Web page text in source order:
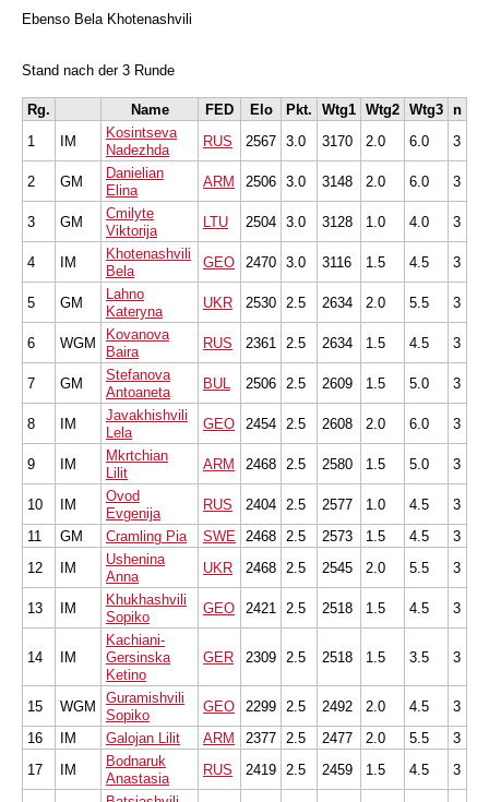
Ebenso Bela Khotenashvili
Stand nach der 3 Runde
Rg. Name FED Elo Pkt. Wtg1 Wtg2 Wtg3 n
1
IM
Kosintseva
Nadezhda
RUS 2567 3.0 3170 2.0 6.0 3
2 GM
Danielian
Elina
ARM 2506 3.0 3148 2.0 6.0 3
3 GM
Cmilyte
Viktorija
LTU 2504 3.0 3128 1.0 4.0 3
4 IM
Khotenashvili
Bela
GEO 2470 3.0 3116 1.5 4.5 3
5 GM
Lahno
Kateryna
UKR 2530 2.5 2634 2.0 5.5 3
6 WGM
Kovanova
Baira
RUS 2361 2.5 2634 1.5 4.5 3
7 GM
Stefanova
Antoaneta
BUL 2506 2.5 2609 1.5 5.0 3
8 IM
Javakhishvili
Lela
GEO 2454 2.5 2608 2.0 6.0 3
9 IM
Mkrtchian
Lilit
ARM 2468 2.5 2580 1.5 5.0 3
10 IM
Ovod
Evgenija
RUS 2404 2.5 2577 1.0 4.5
3
11
GM Cramling Pia SWE 2468 2.5 2573 1.5 4.5
3
12
IM
Ushenina
Anna
UKR 2468 2.5 2545 2.0 5.5 3
13 IM
Khukhashvili
Sopiko
GEO 2421 2.5 2518 1.5 4.5 3
14 IM
Kachiani-
Gersinska
Ketino
GER 2309 2.5 2518 1.5 3.5 3
15 WGM
Guramishvili
Sopiko
GEO 2299 2.5 2492 2.0 4.5
3
16
IM Galojan Lilit ARM 2377 2.5 2477 2.0 5.5
3
17
IM
Bodnaruk
Anastasia
RUS 2419 2.5 2459 1.5 4.5
3